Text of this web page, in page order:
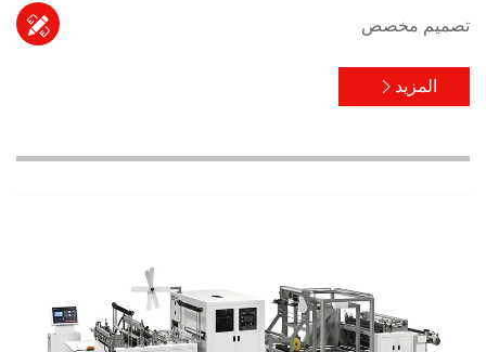
 تصميم مخصص
المزيد 